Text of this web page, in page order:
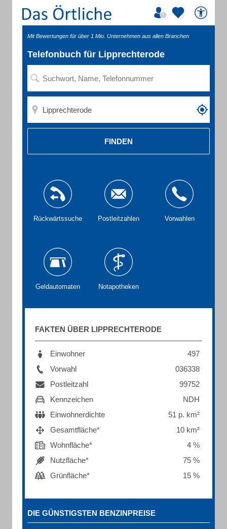
Mit Bewertungen für über 1 Mio. Unternehmen aus allen Branchen
Telefonbuch für Lipprechterode
FINDEN
Rückwärtssuche Postleitzahlen Vorwahlen
Geldautomaten Notapotheken
FAKTEN ÜBER LIPPRECHTERODE
Einwohner
497
Vorwahl
036338
Postleitzahl
99752
Kennzeichen
NDH
Einwohnerdichte
51 p. km²
Gesamtfläche*
10 km²
Wohnfläche*
4 %
Nutzfläche*
75 %
Grünfläche*
15 %
DIE GÜNSTIGSTEN BENZINPREISE